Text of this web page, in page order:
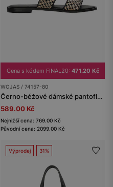
Cena s kódem FINAL20: 471.20 Kč
WOJAS / 74157-80
Černo-béžové dámské pantofle z lícové kůže s pleteninou z rafie
589.00 Kč
Nejnižší cena: 769.00 Kč
Původní cena: 2099.00 Kč
Výprodej 31%